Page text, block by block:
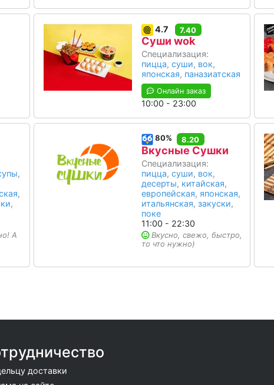
4.7 7.40
Суши wok
Специализация:
пицца, суши, вок,
японская, паназиатская
Онлайн заказ
10:00 - 23:00
,
,
,
А
80% 8.20
Вкусные Сушки
Специализация:
пицца, суши, вок,
десерты, китайская,
европейская, японская,
итальянская, закуски,
поке
11:00 - 22:30
Вкусно, свежо, быстро,
то что нужно)
доставки